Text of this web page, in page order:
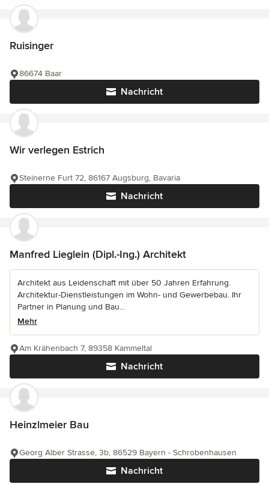
Ruisinger
Nachricht
86674 Baar
Wir verlegen Estrich
Nachricht
Steinerne Furt 72, 86167 Augsburg, Bavaria
Manfred Lieglein (Dipl.-Ing.) Architekt
Architekt aus Leidenschaft mit über 50 Jahren Erfahrung.
Architektur-Dienstleistungen im Wohn- und Gewerbebau. Ihr
Partner in Planung und Bau...
Mehr
Nachricht
Am Krähenbach 7, 89358 Kammeltal
Heinzlmeier Bau
Nachricht
Georg Alber Strasse, 3b, 86529 Bayern - Schrobenhausen